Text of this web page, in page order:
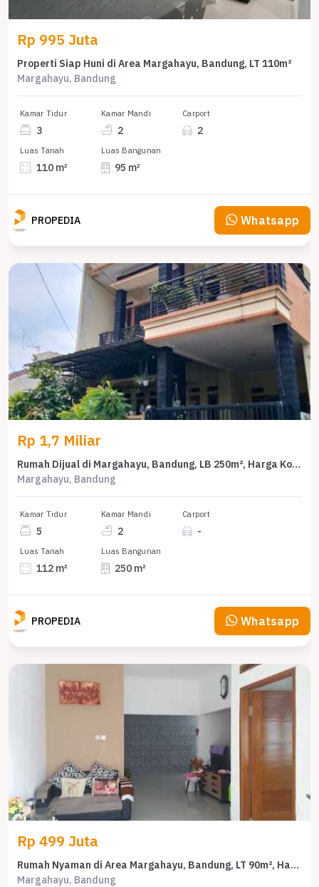
Rp 995 Juta
Properti Siap Huni di Area Margahayu, Bandung, LT 110m²
Margahayu, Bandung
Kamar Tidur
3
Kamar Mandi
2
Carport
2
Luas Tanah
110 m²
Luas Bangunan
95 m²
PROPEDIA Whatsapp
Rp 1,7 Miliar
Rumah Dijual di Margahayu, Bandung, LB 250m², Harga Kompetitif!
Margahayu, Bandung
Kamar Tidur
5
Kamar Mandi
2
Carport
-
Luas Tanah
112 m²
Luas Bangunan
250 m²
PROPEDIA Whatsapp
Rp 499 Juta
Rumah Nyaman di Area Margahayu, Bandung, LT 90m², Harga 499 Juta
Margahayu, Bandung